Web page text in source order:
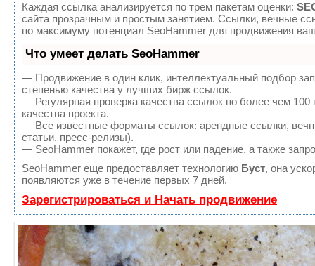
Каждая ссылка анализируется по трем пакетам оценки:
сайта прозрачным и простым занятием. Ссылки, вечные
по максимуму потенциал SeoHammer для продвижения
Что умеет делать SeoHammer
— Продвижение в один клик, интеллектуальный подбор
степенью качества у лучших бирж ссылок.
— Регулярная проверка качества ссылок по более чем
качества проекта.
— Все известные форматы ссылок: арендные ссылки,
статьи, пресс-релизы).
— SeoHammer покажет, где рост или падение, а также
SeoHammer еще предоставляет технологию Буст, она
появляются уже в течение первых 7 дней.
Зарегистрироваться и Начать продвижение